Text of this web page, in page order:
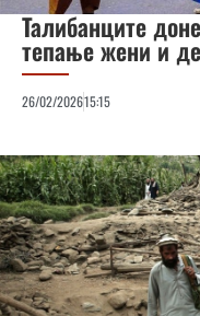
Талибанците
тепање жени и
26/02/202615:15